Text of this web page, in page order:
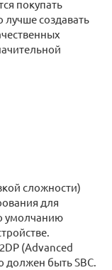
покупать
создавать
сложности)
для
умолчанию
(Advanced
быть SBC.